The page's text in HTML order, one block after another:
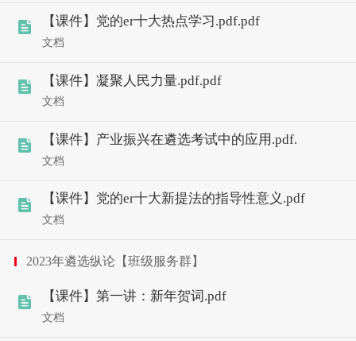
【课件】党的er十大热点学习.pdf.pdf
文档
【课件】凝聚人民力量.pdf.pdf
文档
【课件】产业振兴在遴选考试中的应用.pdf.
文档
【课件】党的er十大新提法的指导性意义.pdf
文档
2023年遴选纵论【班级服务群】
【课件】第一讲：新年贺词.pdf
文档